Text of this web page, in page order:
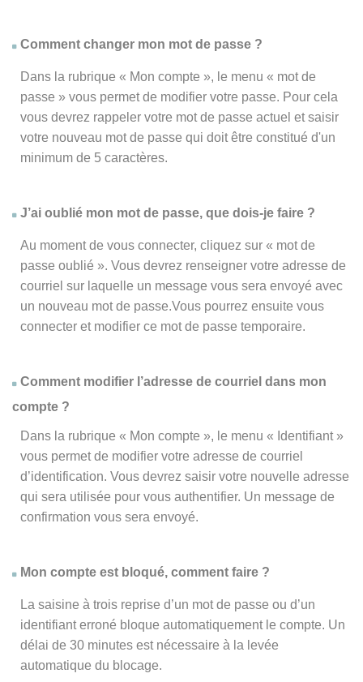
Comment changer mon mot de passe ?
Dans la rubrique « Mon compte », le menu « mot de
passe » vous permet de modifier votre passe. Pour cela
vous devrez rappeler votre mot de passe actuel et saisir
votre nouveau mot de passe qui doit être constitué d'un
minimum de 5 caractères.
J’ai oublié mon mot de passe, que dois-je faire ?
Au moment de vous connecter, cliquez sur « mot de
passe oublié ». Vous devrez renseigner votre adresse de
courriel sur laquelle un message vous sera envoyé avec
un nouveau mot de passe.Vous pourrez ensuite vous
connecter et modifier ce mot de passe temporaire.
Comment modifier l’adresse de courriel dans mon
compte ?
Dans la rubrique « Mon compte », le menu « Identifiant »
vous permet de modifier votre adresse de courriel
d’identification. Vous devrez saisir votre nouvelle adresse
qui sera utilisée pour vous authentifier. Un message de
confirmation vous sera envoyé.
Mon compte est bloqué, comment faire ?
La saisine à trois reprise d’un mot de passe ou d’un
identifiant erroné bloque automatiquement le compte. Un
délai de 30 minutes est nécessaire à la levée
automatique du blocage.